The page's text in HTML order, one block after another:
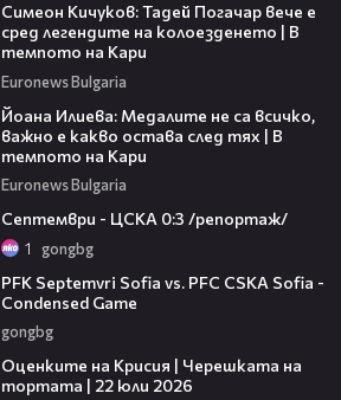
Симеон Кичуков: Тадей Погачар вече е
сред легендите на колоезденето | В
темпото на Кари
Euronews Bulgaria
Йоана Илиева: Медалите не са всичко,
важно е какво остава след тях | В
темпото на Кари
Euronews Bulgaria
Септември - ЦСКА 0:3 /репортаж/
1 gongbg
PFK Septemvri Sofia vs. PFC CSKA Sofia -
Condensed Game
gongbg
Оценките на Крисия | Черешката на
тортата | 22 юли 2026